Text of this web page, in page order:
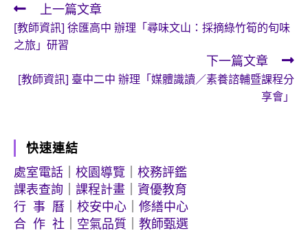
Read
more
articles
上一篇文章
[教師資訊] 徐匯高中 辦理「尋味文山：採摘綠竹筍的旬味
之旅」研習
下一篇文章
[教師資訊] 臺中二中 辦理「媒體識讀／素養諮輔暨課程分
享會」
快速連結
處室電話
校園導覽
校務評鑑
課表查詢
課程計畫
資優教育
行 事 曆
校安中心
修繕中心
合 作 社
空氣品質 教師甄選